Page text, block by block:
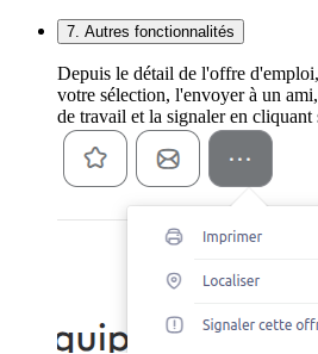
7. Autres fonctionnalités
Depuis le détail de l'offre
votre sélection, l'envoyer à un
de travail et la signaler en cliquant